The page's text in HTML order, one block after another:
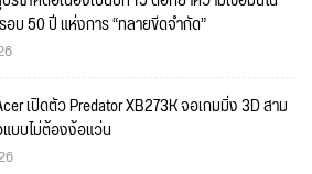
อบ 50 ปี แห่งการ “ทลายขีดจำกัด”
เปิดตัว Predator XB273K จอเกมมิ่ง 3D สาม
บบไม่ต้องง้อแว่น